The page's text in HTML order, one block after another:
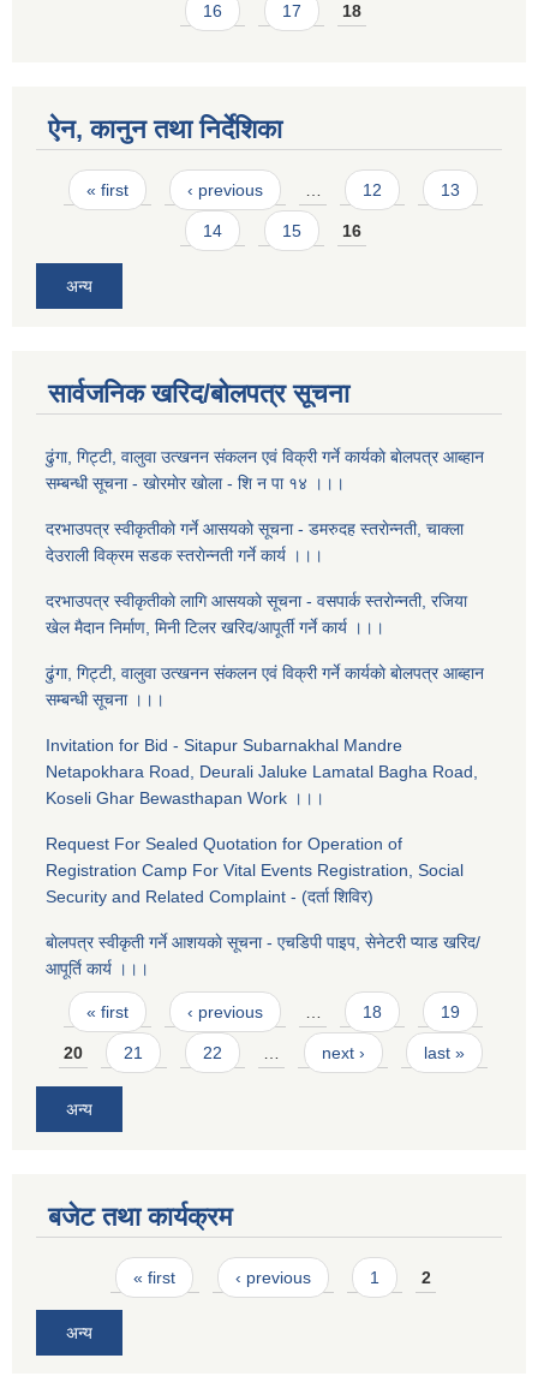
16 17 18
ऐन, कानुन तथा निर्देशिका
Pages
« first ‹ previous 12 13
14 15 16
अन्य
सार्वजनिक खरिद/बोलपत्र सूचना
ढुंगा, गिट्टी, वालुवा उत्खनन संकलन एवं विक्री गर्ने कार्यकाे बाेलपत्र आब्हान
सम्बन्धी सूचना - खाेरमाेर खाेला - शि‍ न पा १४ ।।।
दरभाउपत्र स्वीकृतीकाे गर्ने आसयकाे सूचना - डमरुदह स्तराेन्नती, चाक्ला
देउराली विक्रम सडक स्तराेन्नती गर्ने कार्य ।।।
दरभाउपत्र स्वीकृतीकाे लागि आसयकाे सूचना - वसपार्क स्तराेन्नती, रजिया
खेल मैदान निर्माण, मिनी टिलर खरिद/आपूर्ती गर्ने कार्य ।।।
ढुंगा, गिट्टी, वालुवा उत्खनन संकलन एवं विक्री गर्ने कार्यकाे बाेलपत्र आब्हान
सम्बन्धी सूचना ।।।
Invitation for Bid - Sitapur Subarnakhal Mandre
Netapokhara Road, Deurali Jaluke Lamatal Bagha Road,
Koseli Ghar Bewasthapan Work ।।।
Request For Sealed Quotation for Operation of
Registration Camp For Vital Events Registration, Social
Security and Related Complaint - (दर्ता शिविर)
बाेलपत्र स्वीकृती गर्ने आशयकाे सूचना - एचडिपी पाइप, सेनेटरी प्याड खरिद/
आपूर्ति कार्य ।।।
Pages
« first ‹ previous … 18 19
20 21 22 … next › last »
अन्य
बजेट तथा कार्यक्रम
Pages« first ‹ previous 1 2
अन्य